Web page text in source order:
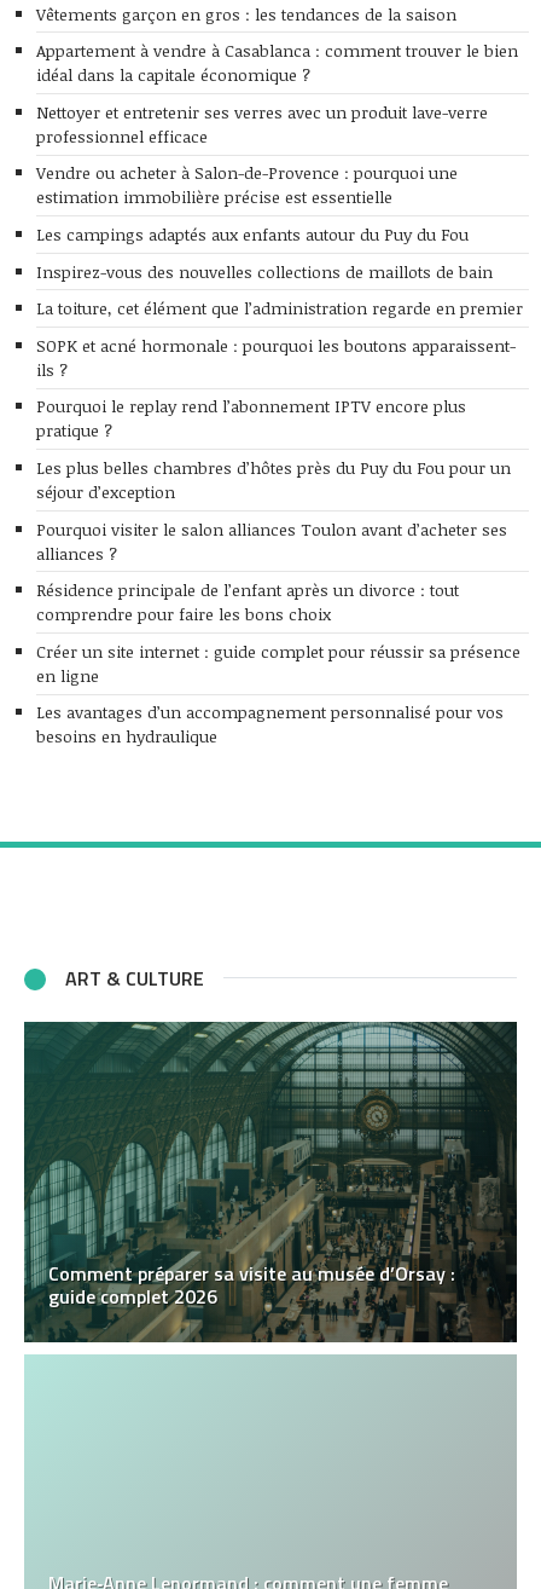
Vêtements garçon en gros : les tendances de la saison
Appartement à vendre à Casablanca : comment trouver le bien
idéal dans la capitale économique ?
Nettoyer et entretenir ses verres avec un produit lave-verre
professionnel efficace
Vendre ou acheter à Salon-de-Provence : pourquoi une
estimation immobilière précise est essentielle
Les campings adaptés aux enfants autour du Puy du Fou
Inspirez-vous des nouvelles collections de maillots de bain
La toiture, cet élément que l’administration regarde en premier
SOPK et acné hormonale : pourquoi les boutons apparaissent-
ils ?
Pourquoi le replay rend l’abonnement IPTV encore plus
pratique ?
Les plus belles chambres d’hôtes près du Puy du Fou pour un
séjour d’exception
Pourquoi visiter le salon alliances Toulon avant d’acheter ses
alliances ?
Résidence principale de l’enfant après un divorce : tout
comprendre pour faire les bons choix
Créer un site internet : guide complet pour réussir sa présence
en ligne
Les avantages d’un accompagnement personnalisé pour vos
besoins en hydraulique
ART & CULTURE
Comment préparer sa visite au musée d’Orsay :
guide complet 2026